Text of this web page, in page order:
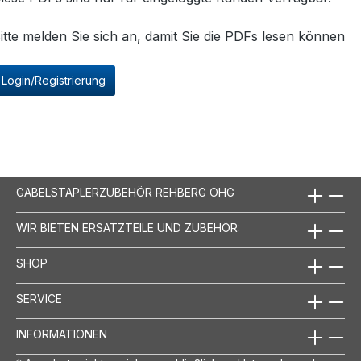
melden Sie sich an, damit Sie die PDFs lesen können
Login/Registrierung
GABELSTAPLERZUBEHÖR REHBERG OHG
WIR BIETEN ERSATZTEILE UND ZUBEHÖR:
SHOP
SERVICE
INFORMATIONEN